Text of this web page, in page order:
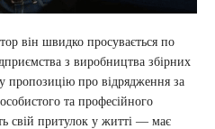
він швидко просувається по
з виробництва збірних
пропозицію про відрядження за
та професійного
свій притулок у житті — має